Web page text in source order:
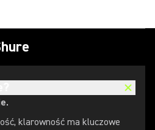
klarowność ma kluczowe